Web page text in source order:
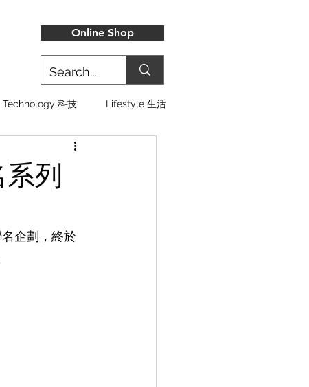
Online Shop
Technology 科技 Lifestyle 生活
列
企劃，終於